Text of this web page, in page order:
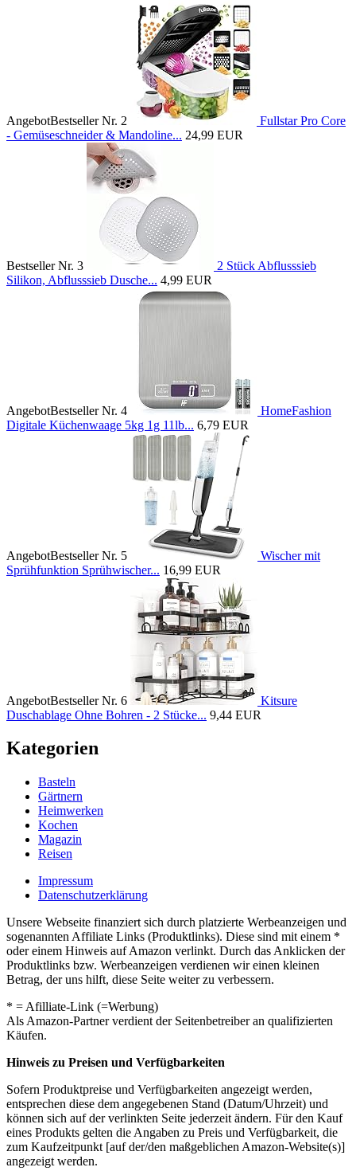
AngebotBestseller Nr. 2
Fullstar Pro Core
- Gemüseschneider & Mandoline... 24,99 EUR
Bestseller Nr. 3
2 Stück Abflusssieb
Silikon, Abflusssieb Dusche... 4,99 EUR
AngebotBestseller Nr. 4
HomeFashion
Digitale Küchenwaage 5kg 1g 11lb... 6,79 EUR
AngebotBestseller Nr. 5
Wischer mit
Sprühfunktion Sprühwischer... 16,99 EUR
AngebotBestseller Nr. 6
Kitsure
Duschablage Ohne Bohren - 2 Stücke... 9,44 EUR
Kategorien
Basteln
Gärtnern
Heimwerken
Kochen
Magazin
Reisen
Impressum
Datenschutzerklärung
Unsere Webseite finanziert sich durch platzierte Werbeanzeigen und
sogenannten Affiliate Links (Produktlinks). Diese sind mit einem *
oder einem Hinweis auf Amazon verlinkt. Durch das Anklicken der
Produktlinks bzw. Werbeanzeigen verdienen wir einen kleinen
Betrag, der uns hilft, diese Seite weiter zu verbessern.
* = Afilliate-Link (=Werbung)
Als Amazon-Partner verdient der Seitenbetreiber an qualifizierten
Käufen.
Hinweis zu Preisen und Verfügbarkeiten
Sofern Produktpreise und Verfügbarkeiten angezeigt werden,
entsprechen diese dem angegebenen Stand (Datum/Uhrzeit) und
können sich auf der verlinkten Seite jederzeit ändern. Für den Kauf
eines Produkts gelten die Angaben zu Preis und Verfügbarkeit, die
zum Kaufzeitpunkt [auf der/den maßgeblichen Amazon-Website(s)]
angezeigt werden.